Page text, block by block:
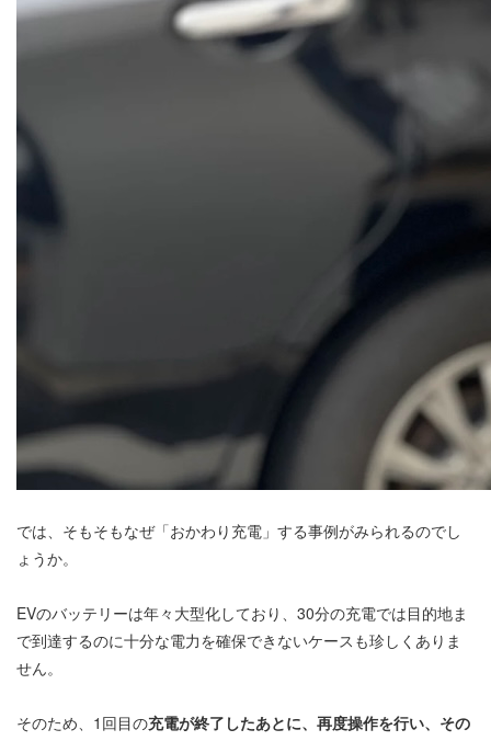
では、そもそもなぜ「おかわり充電」する事例がみられるのでし
ょうか。
EVのバッテリーは年々大型化しており、30分の充電では目的地ま
で到達するのに十分な電力を確保できないケースも珍しくありま
せん。
そのため、1回目の充電が終了したあとに、再度操作を行い、その